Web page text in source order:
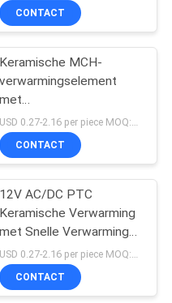
197
58
CONTACT
Keramische MCH-
verwarmingselement
met
oververhittingsbeveiliging
en constante
temperatuur voor
Ohm weerstand)
CONTACT
12V AC/DC PTC
Keramische Verwarming
met Snelle Verwarming
en
Oververhittingsbeveiliging
voor Haardrogers en
CONTACT